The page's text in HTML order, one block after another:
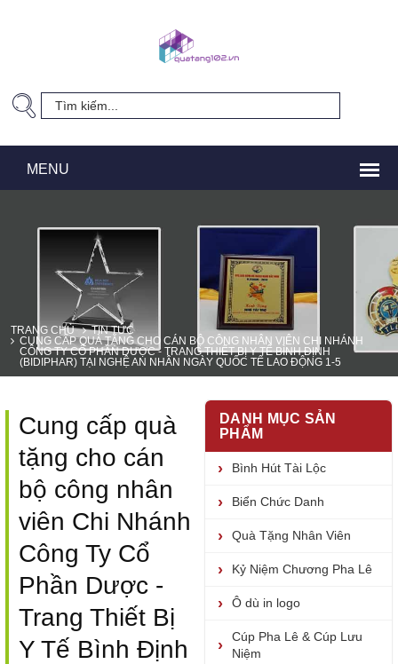
TRANG CHỦ
TIN TỨC
CUNG CẤP QUÀ TẶNG CHO CÁN BỘ CÔNG NHÂN VIÊN CHI NHÁNH
CÔNG TY CỔ PHẦN DƯỢC - TRANG THIẾT BỊ Y TẾ BÌNH ĐỊNH
(BIDIPHAR) TẠI NGHỆ AN NHÂN NGÀY QUỐC TẾ LAO ĐỘNG 1-5
Cung cấp quà
tặng cho cán
bộ công nhân
viên Chi Nhánh
Công Ty Cổ
Phần Dược -
Trang Thiết Bị
Y Tế Bình Định
DANH MỤC SẢN
PHẨM
Bình Hút Tài Lộc
Biển Chức Danh
Quà Tặng Nhân Viên
Kỷ Niệm Chương Pha Lê
Ô dù in logo
Cúp Pha Lê & Cúp Lưu
Niệm